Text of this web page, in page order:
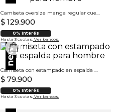
Camiseta oversize manga regular cuello redondo para hombre
$ 129.900
0% Interés
Hasta 3 cuotas. Ver bancos.
Camiseta con estampado en espalda para hombre
$ 79.900
0% Interés
Hasta 3 cuotas. Ver bancos.